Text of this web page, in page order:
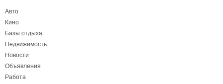
Авто
Кино
Базы отдыха
Недвижимость
Новости
Объявления
Работа